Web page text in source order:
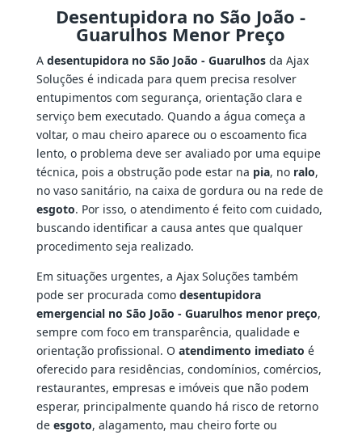
Desentupidora no São João -
Guarulhos Menor Preço
A desentupidora no São João - Guarulhosda Ajax
Soluções é indicada para quem precisa resolver
entupimentos com segurança, orientação clara e
serviço bem executado. Quando a água começa a
voltar, o mau cheiro aparece ou o escoamento fica
lento, o problema deve ser avaliado por uma equipe
técnica, pois a obstrução pode estar na pia, no ralo,
no vaso sanitário, na caixa de gordura ou na rede de
esgoto. Por isso, o atendimento é feito com cuidado,
buscando identificar a causa antes que qualquer
procedimento seja realizado.
Em situações urgentes, a Ajax Soluções também
pode ser procurada como desentupidora
emergencial no São João - Guarulhos menor preço,
sempre com foco em transparência, qualidade e
orientação profissional. O atendimento imediato é
oferecido para residências, condomínios, comércios,
restaurantes, empresas e imóveis que não podem
esperar, principalmente quando há risco de retorno
de esgoto, alagamento, mau cheiro forte ou